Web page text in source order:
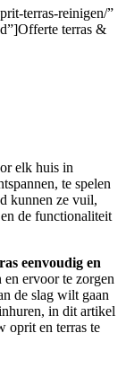
terras-reinigen/”
terras &
elk huis in
te spelen
kunnen ze vuil,
de functionaliteit
eenvoudig en
en ervoor te zorgen
de slag wilt gaan
in dit artikel
oprit en terras te